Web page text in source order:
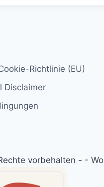
Richtlinie (EU)
Disclaimer
vorbehalten - -